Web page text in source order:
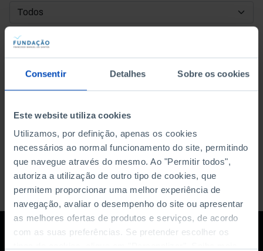
Consentir Detalhes Sobre os cookies
Este website utiliza cookies
Utilizamos, por definição, apenas os cookies
necessários ao normal funcionamento do site, permitindo
que navegue através do mesmo. Ao "Permitir todos",
autoriza a utilização de outro tipo de cookies, que
permitem proporcionar uma melhor experiência de
navegação, avaliar o desempenho do site ou apresentar
as melhores ofertas de produtos e serviços, de acordo
com as suas preferências. Se pretender escolher os
DATA DE INÍCIO
DATA DE FIM